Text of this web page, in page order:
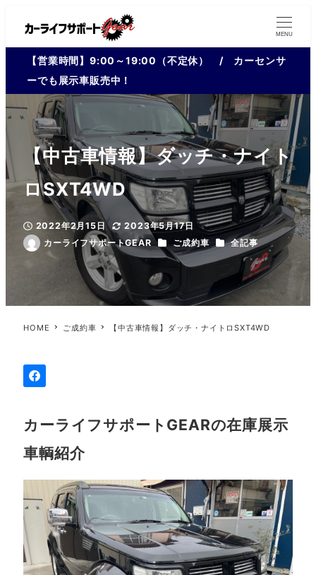
MENU
【営業時間】9:00～19:00（不定休） / カーセンサ
ーでも展示車販売中！
【中古車情報】ダッチ・ナイト
ロSXT4WD
投稿日
2022年2月15日
更新日
2023年5月17日
著
カーライフサポートGEAR カテゴリー
ご成約車 カテゴリー
全記事
HOME ご成約車 【中古車情報】ダッチ・ナイトロSXT4WD
カーライフサポートGEARの在庫展示
車輌紹介